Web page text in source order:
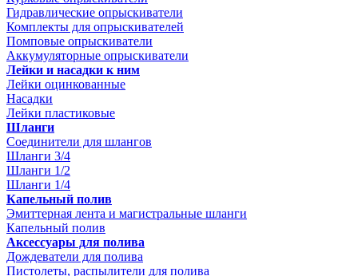
Гидравлические опрыскиватели
Комплекты для опрыскивателей
Помповые опрыскиватели
Аккумуляторные опрыскиватели
Лейки и насадки к ним
Лейки оцинкованные
Насадки
Лейки пластиковые
Шланги
Соединители для шлангов
Шланги 3/4
Шланги 1/2
Шланги 1/4
Капельный полив
Эмиттерная лента и магистральные шланги
Капельный полив
Аксессуары для полива
Дождеватели для полива
Пистолеты, распылители для полива